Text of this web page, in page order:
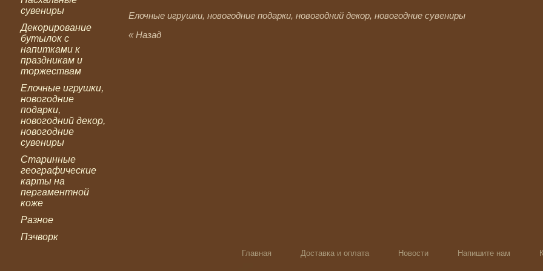
сувениры
Декорирование
бутылок с
напитками к
праздникам и
торжествам
Елочные игрушки,
новогодние
подарки,
новогодний декор,
новогодние
сувениры
Старинные
географические
карты на
пергаментной
коже
Разное
Пэчворк
Елочные игрушки, новогодние подарки, новогодний декор, новогодние сувениры
« Назад
Главная Доставка и оплата Новости Напишите нам